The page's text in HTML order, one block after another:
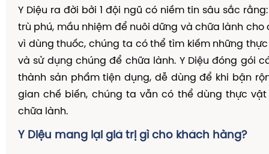
Kiến Thức Về Hà Thủ Ô
Kiến Thức Về Tam Thất
Kiến Thức Về Tiểu Đường
Kiến Thức Về Dầu Gội Thảo Dược
Kiến Thức Về Máy Lọc Không Khí
Nấm Lưỡi
Y Diệu ra đời bởi 1 đội ngũ có niềm tin sâu sắc
trù phú, mầu nhiệm để nuôi dững và chữa lành cho
vì dùng thuốc, chúng ta có thể tìm kiếm những
và sử dụng chúng để chữa lành. Y Diệu đóng gói
thành sản phẩm tiện dụng, dễ dùng để khi bận
gian chế biến, chúng ta vẫn có thể dùng thực
chữa lành.
Y Diệu mang lại giá trị gì cho khách hàng?